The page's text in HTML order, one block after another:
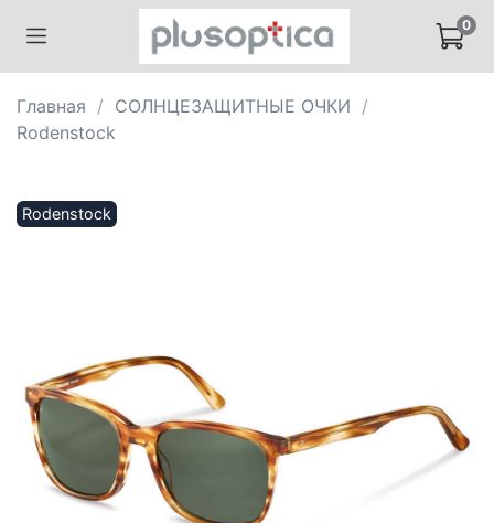
0
Главная
СОЛНЦЕЗАЩИТНЫЕ ОЧКИ
Rodenstock
Rodenstock